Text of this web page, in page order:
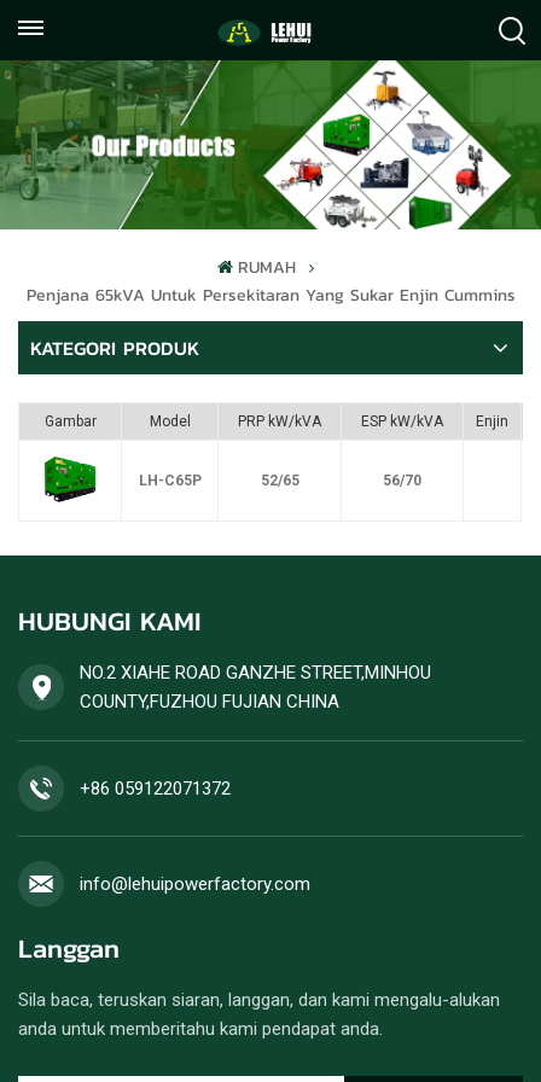
059122071372
info@lehuipowerfactory.com
RUMAH
Penjana 65kVA Untuk Persekitaran Yang Sukar Enjin Cummins
KATEGORI PRODUK
Gambar Model PRP kW/kVA ESP kW/kVA Enjin
LH-C65P 52/65 56/70
HUBUNGI KAMI
NO.2 XIAHE ROAD GANZHE STREET,MINHOU
COUNTY,FUZHOU FUJIAN CHINA
+86 059122071372
info@lehuipowerfactory.com
Langgan
Sila baca, teruskan siaran, langgan, dan kami mengalu-alukan
anda untuk memberitahu kami pendapat anda.